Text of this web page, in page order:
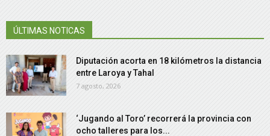
ÚLTIMAS NOTICAS
Diputación acorta en 18 kilómetros la distancia
entre Laroya y Tahal
7 agosto, 2026
‘Jugando al Toro’ recorrerá la provincia con
ocho talleres para los...